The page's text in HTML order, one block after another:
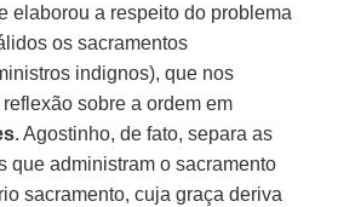
elaborou a respeito do problema
os sacramentos
indignos), que nos
sobre a ordem em
. Agostinho, de fato, separa as
que administram o sacramento
sacramento, cuja graça deriva